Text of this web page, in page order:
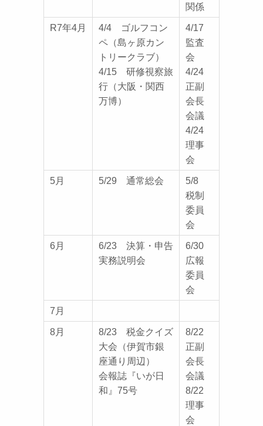
関係
R7年4月
4/4 ゴルフコン
ペ（島ヶ原カン
トリークラブ）
4/15 研修視察旅
行（大阪・関西
万博）
4/17
監査
会
4/24
正副
会長
会議
4/24
理事
会
5月 5/29 通常総会
5/8
税制
委員
会
6月
6/23 決算・申告
実務説明会
6/30
広報
委員
会
7月
8月
8/23 税金クイズ
大会（伊賀市銀
座通り周辺）
会報誌『いが日
和』75号
8/22
正副
会長
会議
8/22
理事
会